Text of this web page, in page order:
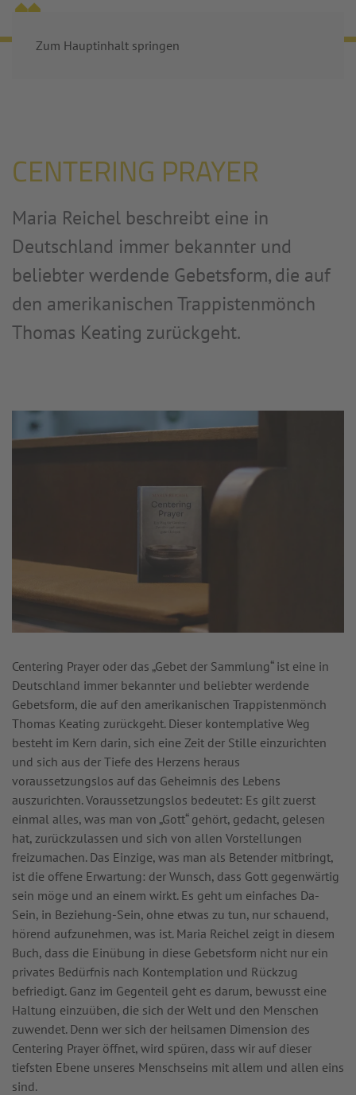
Zum Hauptinhalt springen
CENTERING PRAYER
Maria Reichel beschreibt eine in
Deutschland immer bekannter und
beliebter werdende Gebetsform, die auf
den amerikanischen Trappistenmönch
Thomas Keating zurückgeht.
Centering Prayer oder das „Gebet der Sammlung“ ist eine in
Deutschland immer bekannter und beliebter werdende
Gebetsform, die auf den amerikanischen Trappistenmönch
Thomas Keating zurückgeht. Dieser kontemplative Weg
besteht im Kern darin, sich eine Zeit der Stille einzurichten
und sich aus der Tiefe des Herzens heraus
voraussetzungslos auf das Geheimnis des Lebens
auszurichten. Voraussetzungslos bedeutet: Es gilt zuerst
einmal alles, was man von „Gott“ gehört, gedacht, gelesen
hat, zurückzulassen und sich von allen Vorstellungen
freizumachen. Das Einzige, was man als Betender mitbringt,
ist die offene Erwartung: der Wunsch, dass Gott gegenwärtig
sein möge und an einem wirkt. Es geht um einfaches Da-
Sein, in Beziehung-Sein, ohne etwas zu tun, nur schauend,
hörend aufzunehmen, was ist. Maria Reichel zeigt in diesem
Buch, dass die Einübung in diese Gebetsform nicht nur ein
privates Bedürfnis nach Kontemplation und Rückzug
befriedigt. Ganz im Gegenteil geht es darum, bewusst eine
Haltung einzuüben, die sich der Welt und den Menschen
zuwendet. Denn wer sich der heilsamen Dimension des
Centering Prayer öffnet, wird spüren, dass wir auf dieser
tiefsten Ebene unseres Menschseins mit allem und allen eins
sind.